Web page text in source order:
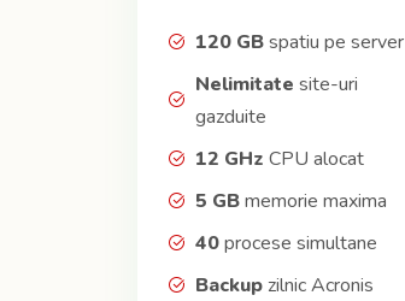
120 GBspatiu pe server
Nelimitate site-uri
gazduite
12 GHz CPU alocat
5 GBmemorie maxima
40procese simultane
Backup zilnic Acronis